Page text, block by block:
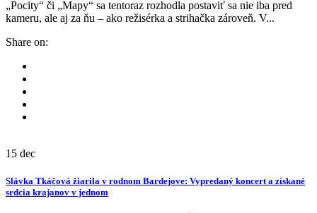
„Pocity“ či „Mapy“ sa tentoraz rozhodla postaviť sa nie iba pred
kameru, ale aj za ňu – ako režisérka a strihačka zároveň. V...
Share on:
15 dec
Slávka Tkáčová žiarila v rodnom Bardejove: Vypredaný koncert a získané
srdcia krajanov v jednom